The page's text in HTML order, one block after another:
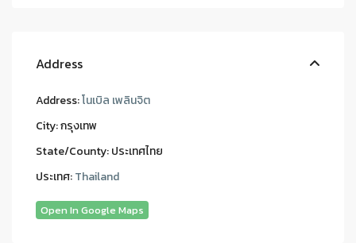
Address
Address:โนเบิล เพลินจิต
City:กรุงเทพ
State/County:ประเทศไทย
ประเทศ:Thailand
Open In Google Maps